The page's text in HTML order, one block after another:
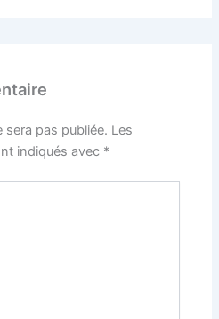
sera pas publiée. Les
indiqués avec *